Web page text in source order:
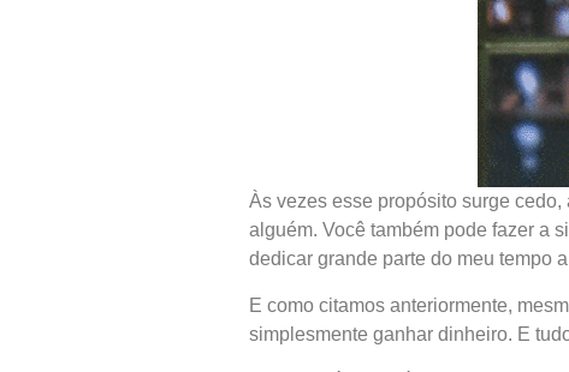
Às vezes esse propósito surge
alguém. Você também pode fazer a
dedicar grande parte do meu tempo a
E como citamos anteriormente,
simplesmente ganhar dinheiro. E